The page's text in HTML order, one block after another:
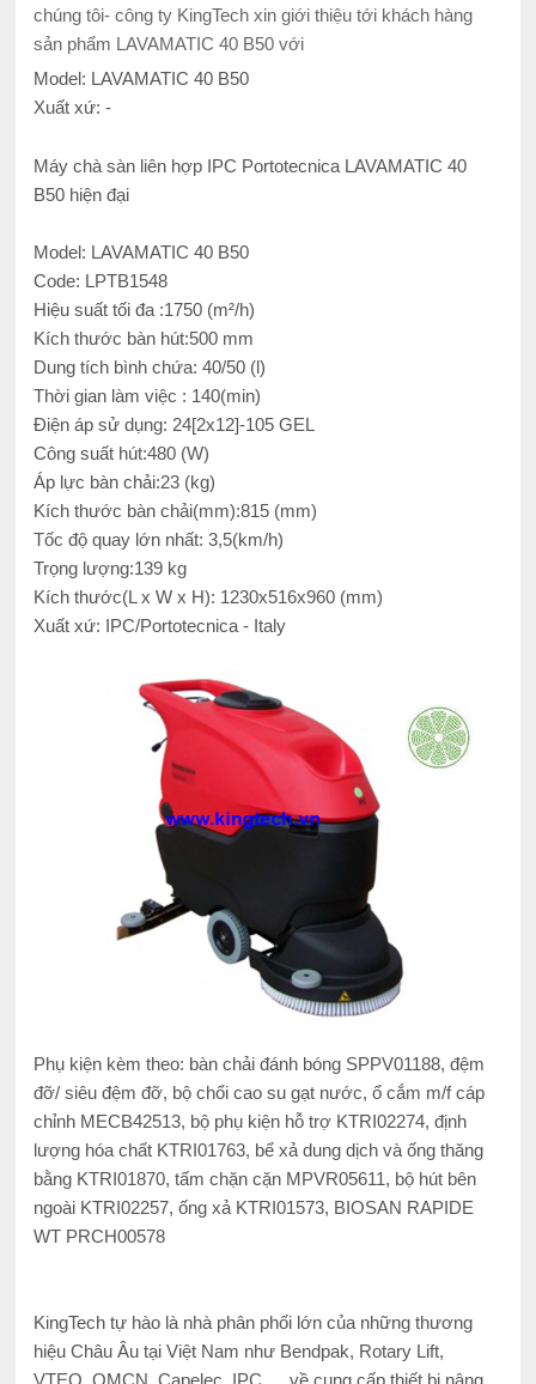
chúng tôi- công ty KingTech xin giới thiệu tới khách hàng
sản phẩm LAVAMATIC 40 B50 với
Model: LAVAMATIC 40 B50
Xuất xứ: -
Máy chà sàn liên hợp IPC Portotecnica LAVAMATIC 40
B50 hiện đại
Model: LAVAMATIC 40 B50
Code: LPTB1548
Hiệu suất tối đa :1750 (m²/h)
Kích thước bàn hút:500 mm
Dung tích bình chứa: 40/50 (l)
Thời gian làm việc : 140(min)
Điện áp sử dụng: 24[2x12]-105 GEL
Công suất hút:480 (W)
Áp lực bàn chải:23 (kg)
Kích thước bàn chải(mm):815 (mm)
Tốc độ quay lớn nhất: 3,5(km/h)
Trọng lượng:139 kg
Kích thước(L x W x H): 1230x516x960 (mm)
Xuất xứ: IPC/Portotecnica - Italy
Phụ kiện kèm theo: bàn chải đánh bóng SPPV01188, đệm
đỡ/ siêu đệm đỡ, bộ chổi cao su gạt nước, ổ cắm m/f cáp
chỉnh MECB42513, bộ phụ kiện hỗ trợ KTRI02274, định
lượng hóa chất KTRI01763, bể xả dung dịch và ống thăng
bằng KTRI01870, tấm chặn cặn MPVR05611, bộ hút bên
ngoài KTRI02257, ống xả KTRI01573, BIOSAN RAPIDE
WT PRCH00578
KingTech tự hào là nhà phân phối lớn của những thương
hiệu Châu Âu tại Việt Nam như Bendpak, Rotary Lift,
VTEQ, OMCN, Capelec, IPC…..về cung cấp thiết bị nâng